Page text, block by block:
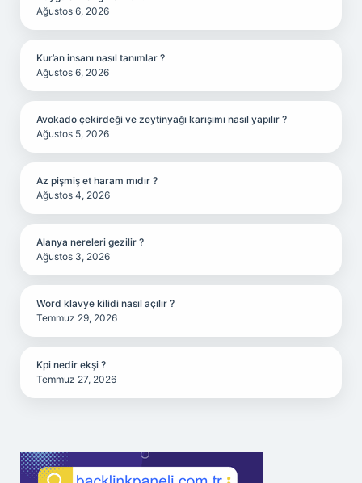
Ağustos 6, 2026
Kur’an insanı nasıl tanımlar ?
Ağustos 6, 2026
Avokado çekirdeği ve zeytinyağı karışımı nasıl yapılır ?
Ağustos 5, 2026
Az pişmiş et haram mıdır ?
Ağustos 4, 2026
Alanya nereleri gezilir ?
Ağustos 3, 2026
Word klavye kilidi nasıl açılır ?
Temmuz 29, 2026
Kpi nedir ekşi ?
Temmuz 27, 2026